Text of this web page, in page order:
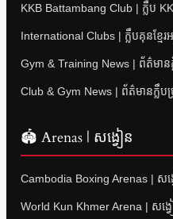
KKB Battambang Club | ក្លឹប
International Clubs | ក្លឹបគុនខ្មែរអ
Gym & Training News | ព័ត៌មាន
Club & Gym News | ព័ត៌មានក្លឹប
🏟 Arenas | សង្វៀន
Cambodia Boxing Arenas | សង្
World Kun Khmer Arena | សង្